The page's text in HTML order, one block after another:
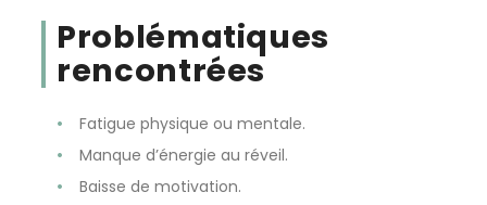
Problématiques
rencontrées
Fatigue physique ou mentale.
Manque d’énergie au réveil.
Baisse de motivation.